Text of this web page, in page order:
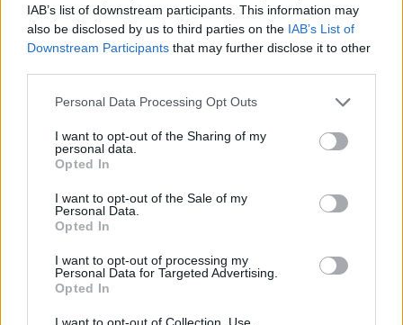
IAB’s list of downstream participants. This information may
also be disclosed by us to third parties on the IAB’s List of
Downstream Participants that may further disclose it to other
Personal Data Processing Opt Outs
I want to opt-out of the Sharing of my
personal data.
Opted In
I want to opt-out of the Sale of my
Personal Data.
Opted In
I want to opt-out of processing my
Personal Data for Targeted Advertising.
Opted In
I want to opt-out of Collection, Use,